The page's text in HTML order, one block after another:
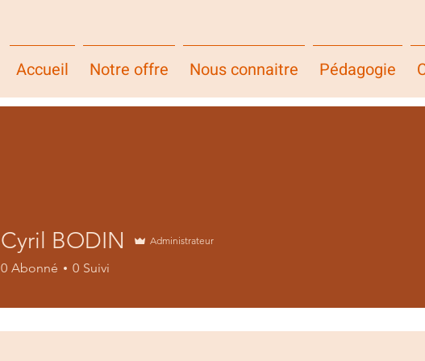
Accueil Notre offre Nous connaitre Pédagogie
Cyril BODIN Administrateur
0 Abonné 0 Suivi